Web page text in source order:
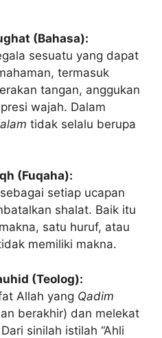
(Bahasa):
sesuatu yang dapat
termasuk
tangan, anggukan
wajah. Dalam
tidak selalu berupa
(Fuqaha):
setiap ucapan
shalat. Baik itu
satu huruf, atau
memiliki makna.
(Teolog):
Allah yang Qadim
berakhir) dan melekat
sinilah istilah “Ahli